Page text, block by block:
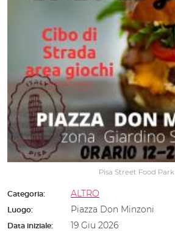
Pisa Street Food Park
Categoria: ALTRO
Luogo: Piazza Don Minzoni
Data iniziale: 19 Giu 2026